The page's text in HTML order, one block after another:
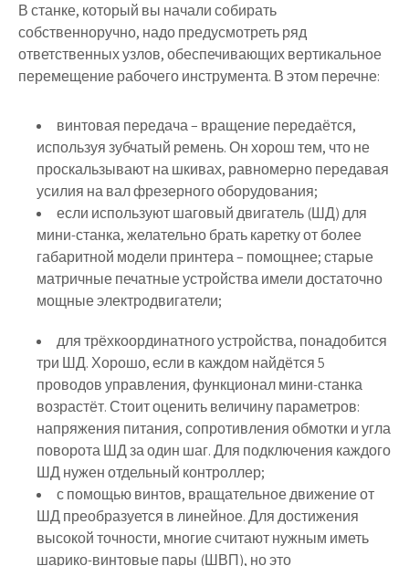
В станке, который вы начали собирать
собственноручно, надо предусмотреть ряд
ответственных узлов, обеспечивающих вертикальное
перемещение рабочего инструмента. В этом перечне:
винтовая передача – вращение передаётся,
используя зубчатый ремень.Он хорош тем, что не
проскальзывают на шкивах, равномерно передавая
усилия на вал фрезерного оборудования;
если используют шаговый двигатель (ШД) для
мини-станка, желательно брать каретку от более
габаритной модели принтера – помощнее; старые
матричные печатные устройства имели достаточно
мощные электродвигатели;
для трёхкоординатного устройства, понадобится
три ШД. Хорошо, если в каждом найдётся 5
проводов управления, функционал мини-станка
возрастёт. Стоит оценить величину параметров:
напряжения питания, сопротивления обмотки и угла
поворота ШД за один шаг. Для подключения каждого
ШД нужен отдельный контроллер;
с помощью винтов, вращательное движение от
ШД преобразуется в линейное. Для достижения
высокой точности, многие считают нужным иметь
шарико-винтовые пары (ШВП), но это